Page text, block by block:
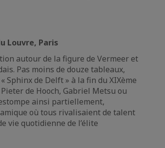
Louvre, Paris
autour de la figure de Vermeer et
Pas moins de douze tableaux,
de Delft » à la fin du XIXème
de Hooch, Gabriel Metsu ou
ainsi partiellement,
où tous rivalisaient de talent
vie quotidienne de l’élite